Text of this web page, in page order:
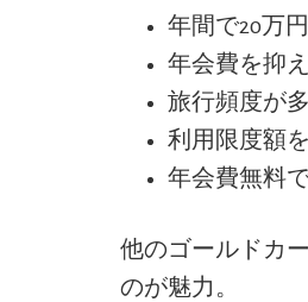
年間で20万
年会費を抑
旅行頻度が
利用限度額
年会費無料
他のゴールドカ
のが魅力。